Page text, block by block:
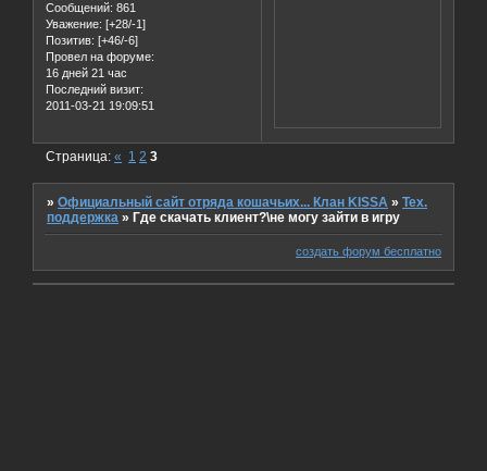
Сообщений: 861
Уважение: [+28/-1]
Позитив: [+46/-6]
Провел на форуме:
16 дней 21 час
Последний визит:
2011-03-21 19:09:51
Страница:« 1 2 3
»Официальный сайт отряда кошачьих... Клан KISSA »Тех.
поддержка »Где скачать клиент?\не могу зайти в игру
создать форум бесплатно